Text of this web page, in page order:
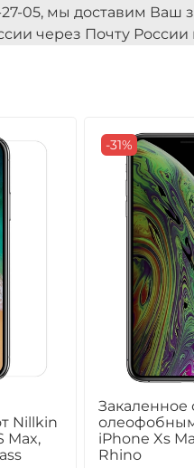
05, мы доставим Ваш
через Почту
Nillkin
Max,
-31%
Закаленное
iPhone Xs
Rhino